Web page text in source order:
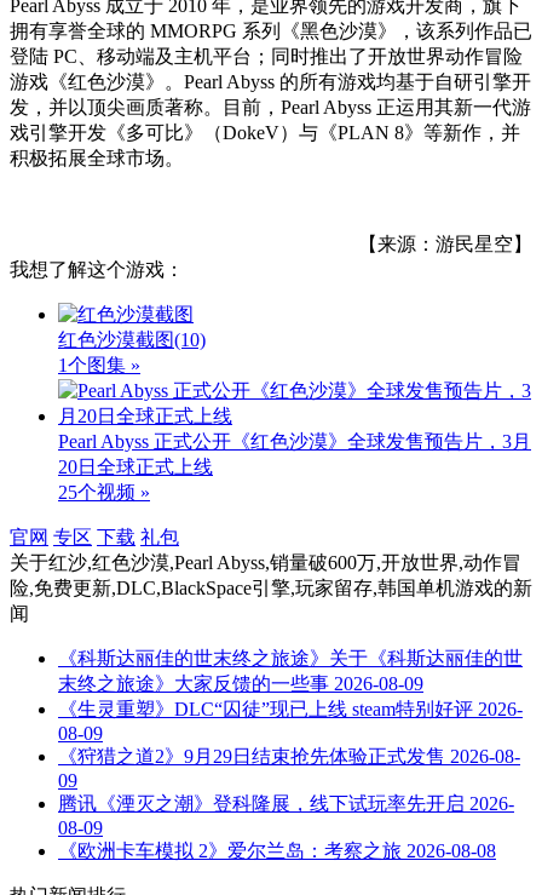
Pearl Abyss 成立于 2010 年，是业界领先的游戏开发商，旗下
拥有享誉全球的 MMORPG 系列《黑色沙漠》，该系列作品已
登陆 PC、移动端及主机平台；同时推出了开放世界动作冒险
游戏《红色沙漠》。Pearl Abyss 的所有游戏均基于自研引擎开
发，并以顶尖画质著称。目前，Pearl Abyss 正运用其新一代游
戏引擎开发《多可比》（DokeV）与《PLAN 8》等新作，并
积极拓展全球市场。
【来源：游民星空】
我想了解这个游戏：
红色沙漠截图(10)
1个图集 »
Pearl Abyss 正式公开《红色沙漠》全球发售预告片，3月
20日全球正式上线
25个视频 »
官网 专区 下载 礼包
关于红沙,红色沙漠,Pearl Abyss,销量破600万,开放世界,动作冒
险,免费更新,DLC,BlackSpace引擎,玩家留存,韩国单机游戏的新
闻
《科斯达丽佳的世末终之旅途》关于《科斯达丽佳的世
末终之旅途》大家反馈的一些事 2026-08-09
《生灵重塑》DLC“囚徒”现已上线 steam特别好评 2026-
08-09
《狩猎之道2》9月29日结束抢先体验正式发售 2026-08-
09
腾讯《湮灭之潮》登科隆展，线下试玩率先开启 2026-
08-09
《欧洲卡车模拟 2》爱尔兰岛：考察之旅 2026-08-08